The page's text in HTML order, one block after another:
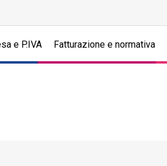
e P.IVA Fatturazione e normativa